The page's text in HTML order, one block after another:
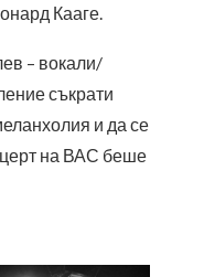
Кааге.
– вокали/
съкрати
и да се
на ВАС беше